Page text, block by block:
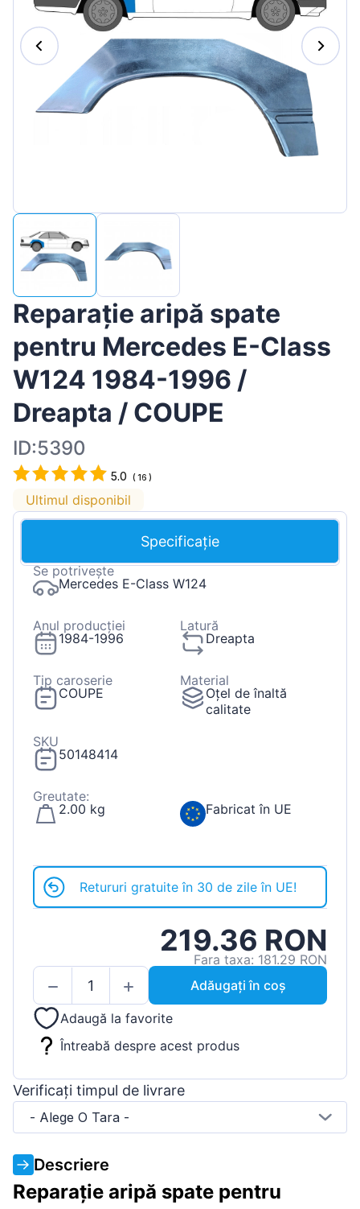
Hrvatski
Português
Reparație aripă spate
pentru Mercedes E-Class
W124 1984-1996 /
Dreapta / COUPE
ID:5390
5.0 (16 )
Ultimul disponibil
Specificație
Se potrivește
Mercedes E-Class W124
Anul producției
1984-1996
Latură
Dreapta
Tip caroserie
COUPE
Material
Oțel de înaltă
calitate
SKU
50148414
Greutate:
2.00 kg
Fabricat în UE
Retururi gratuite în 30 de zile în UE!
219.36 RON
Fara taxa: 181.29 RON
Adăugați în coș
Adaugă la favorite
Întreabă despre acest produs
Verificați timpul de livrare
- Alege O Tara -
Descriere
Reparație aripă spate pentru